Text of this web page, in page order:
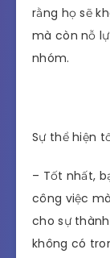
rằng họ sẽ
mà còn nỗ
nhóm.